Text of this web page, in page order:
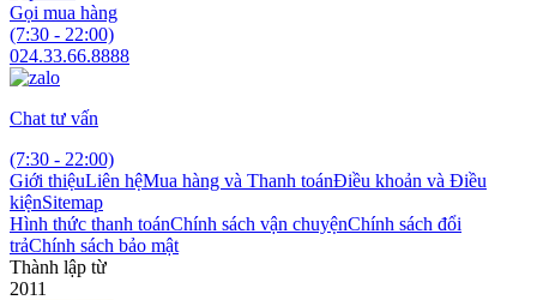
Gọi mua hàng
(7:30 - 22:00)
024.33.66.8888
Chat tư vấn
(7:30 - 22:00)
Giới thiệuLiên hệMua hàng và Thanh toánĐiều khoản và Điều
kiệnSitemap
Hình thức thanh toánChính sách vận chuyệnChính sách đổi
trảChính sách bảo mật
Thành lập từ
2011